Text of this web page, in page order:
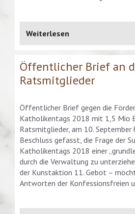
Weiterlesen
Öffentlicher Brief an
Ratsmitglieder
Öffentlicher Brief gegen die
Katholikentags 2018 mit 1,5 Mio
Ratsmitglieder, am 10. September
Beschluss gefasst, die Frage der
Katholikentags 2018 einer
durch die Verwaltung zu
der Kunstaktion 11. Gebot –
Antworten der Konfessionsfreien